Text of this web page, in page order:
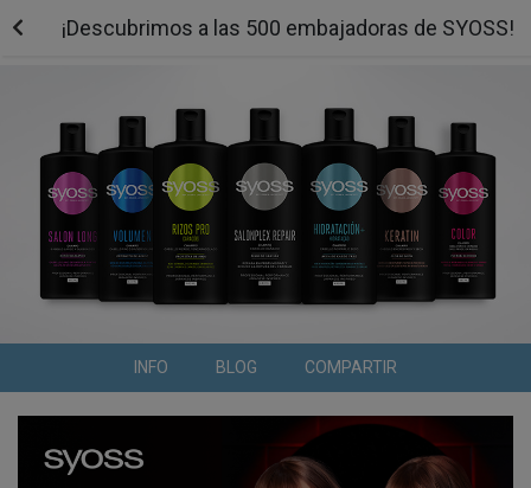
¡Descubrimos a las 500 embajadoras de SYOSS!
INFO BLOG COMPARTIR